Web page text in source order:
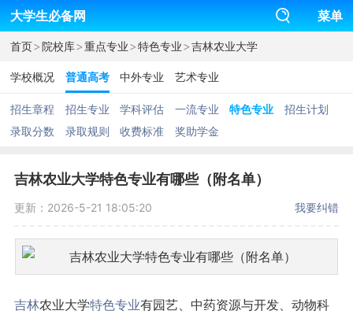
大学生必备网 菜单
首页>院校库>重点专业>特色专业>吉林农业大学
学校概况 普通高考 中外专业 艺术专业
招生章程 招生专业 学科评估 一流专业 特色专业
招生计划
录取分数
录取规则 收费标准 奖助学金
吉林农业大学特色专业有哪些（附名单）
更新：2026-5-21 18:05:20 我要纠错
吉林农业大学特色专业有园艺、中药资源与开发、动物科